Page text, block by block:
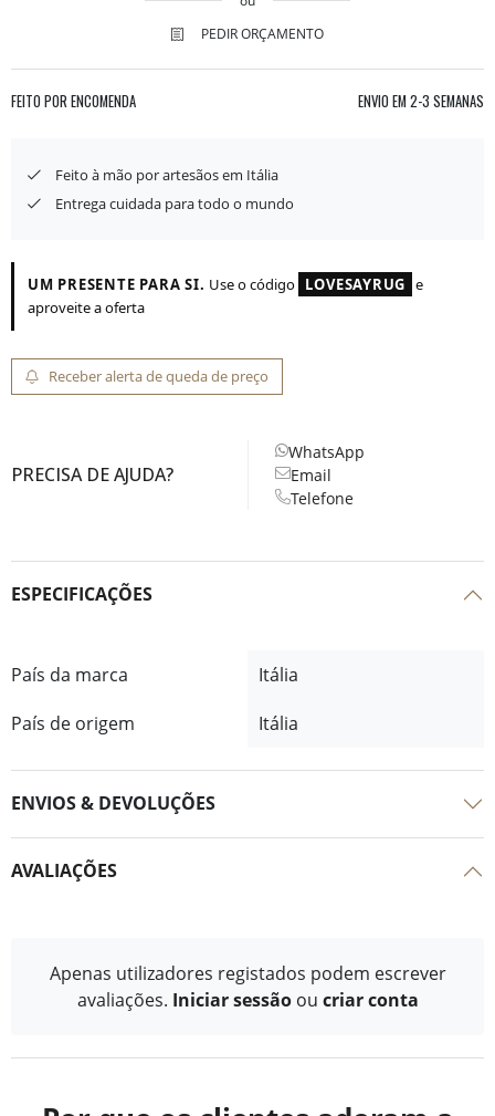
PEDIR ORÇAMENTO
FEITO POR ENCOMENDA ENVIO EM 2-3 SEMANAS
Feito à mão por artesãos em Itália
Entrega cuidada para todo o mundo
UM PRESENTE PARA SI. Use o código LOVESAYRUG e
aproveite a oferta
Receber alerta de queda de preço
PRECISA DE AJUDA?
WhatsApp
Email
Telefone
ESPECIFICAÇÕES
País da marca
Itália
País de origem
Itália
ENVIOS & DEVOLUÇÕES
AVALIAÇÕES
Apenas utilizadores registados podem escrever
avaliações. Iniciar sessão ou criar conta